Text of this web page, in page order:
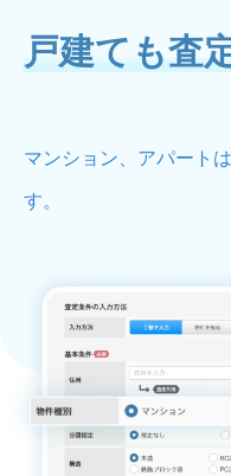
戸建ても査
マンション、アパート
す。